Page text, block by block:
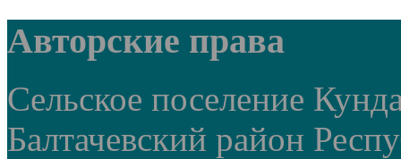
Авторские права
Сельское поселение
Балтачевский район